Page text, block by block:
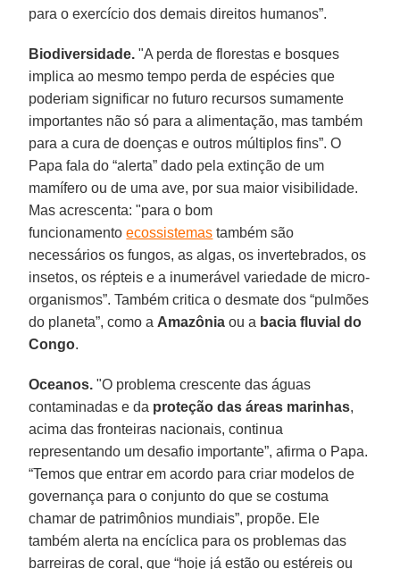
para o exercício dos demais direitos humanos”.
Biodiversidade. "A perda de florestas e bosques
implica ao mesmo tempo perda de espécies que
poderiam significar no futuro recursos sumamente
importantes não só para a alimentação, mas também
para a cura de doenças e outros múltiplos fins”. O
Papa fala do “alerta” dado pela extinção de um
mamífero ou de uma ave, por sua maior visibilidade.
Mas acrescenta: "para o bom
funcionamentoecossistemas também são
necessários os fungos, as algas, os invertebrados, os
insetos, os répteis e a inumerável variedade de micro-
organismos”. Também critica o desmate dos “pulmões
do planeta”, como a Amazônia ou a bacia fluvial do
Congo.
Oceanos. "O problema crescente das águas
contaminadas e da proteção das áreas marinhas,
acima das fronteiras nacionais, continua
representando um desafio importante”, afirma o Papa.
“Temos que entrar em acordo para criar modelos de
governança para o conjunto do que se costuma
chamar de patrimônios mundiais”, propõe. Ele
também alerta na encíclica para os problemas das
barreiras de coral, que “hoje já estão ou estéreis ou